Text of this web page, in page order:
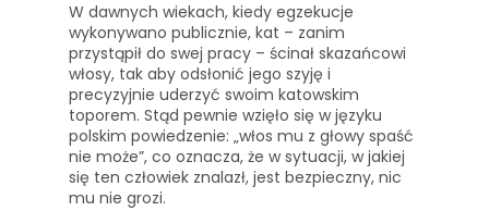
W dawnych wiekach, kiedy egzekucje
wykonywano publicznie, kat – zanim
przystąpił do swej pracy – ścinał skazańcowi
włosy, tak aby odsłonić jego szyję i
precyzyjnie uderzyć swoim katowskim
toporem. Stąd pewnie wzięło się w języku
polskim powiedzenie: „włos mu z głowy spaść
nie może”, co oznacza, że w sytuacji, w jakiej
się ten człowiek znalazł, jest bezpieczny, nic
mu nie grozi.